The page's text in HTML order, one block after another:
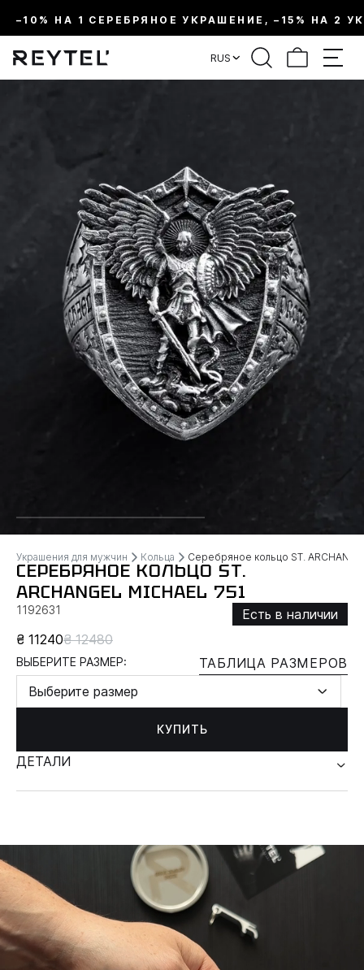
–10% НА 1 СЕРЕБРЯНОЕ УКРАШЕНИЕ, –15% НА 2
RUS
Украшения для мужчин Кольца Серебряное кольцо ST.
СЕРЕБРЯНОЕ КОЛЬЦО ST.
ARCHANGEL MICHAEL 751
1192631
Есть в наличии
₴ 11240₴ 12480
ВЫБЕРИТЕ РАЗМЕР:
ТАБЛИЦА РАЗМЕРОВ
Выберите размер
КУПИТЬ
ДЕТАЛИ